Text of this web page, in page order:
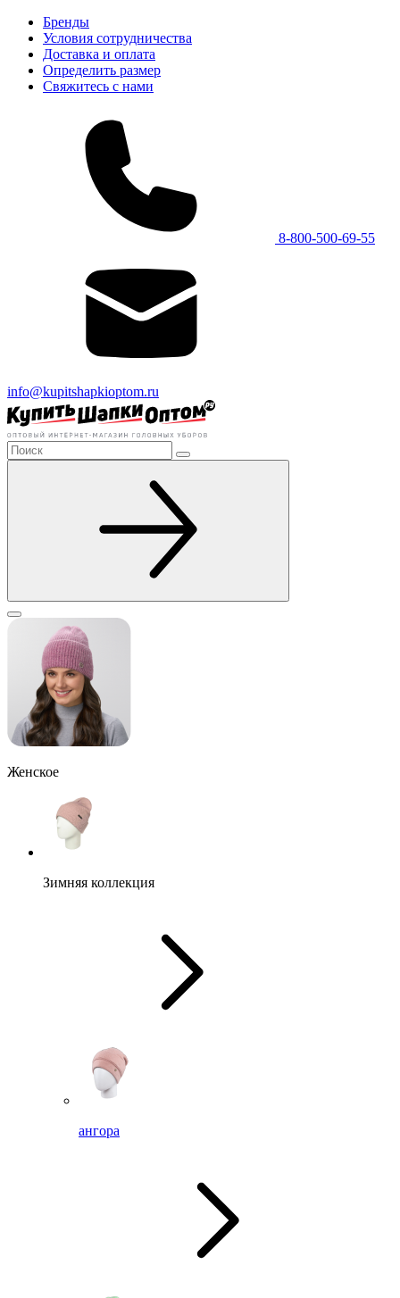
Бренды
Условия сотрудничества
Доставка и оплата
Определить размер
Свяжитесь с нами
8-800-500-69-55
info@kupitshapkioptom.ru
Женское
Зимняя коллекция
ангора